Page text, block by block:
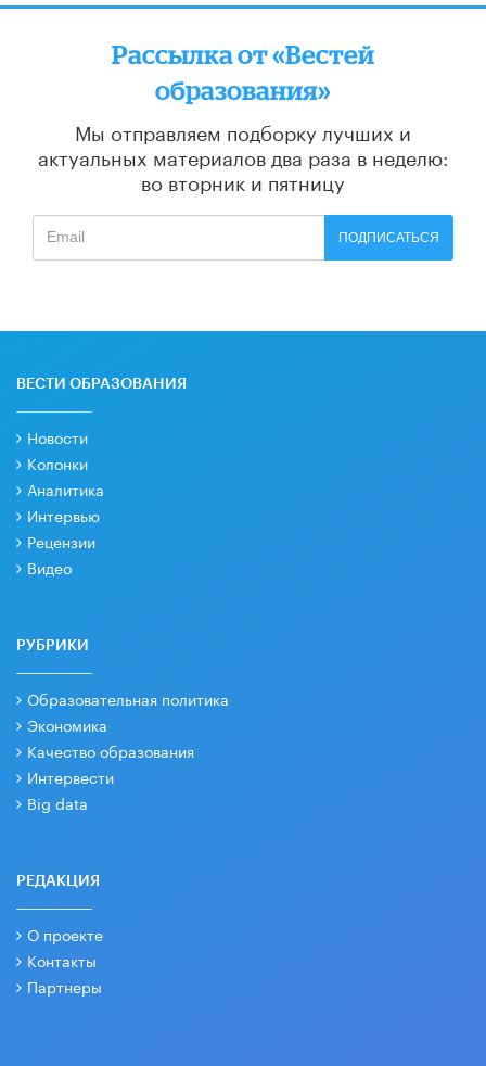
Рассылка от «Вестей
образования»
Мы отправляем подборку лучших и
актуальных материалов два раза в неделю:
во вторник и пятницу
ПОДПИСАТЬСЯ
ВЕСТИ ОБРАЗОВАНИЯ
Новости
Колонки
Аналитика
Интервью
Рецензии
Видео
РУБРИКИ
Образовательная политика
Экономика
Качество образования
Интервести
Big data
РЕДАКЦИЯ
О проекте
Контакты
Партнеры